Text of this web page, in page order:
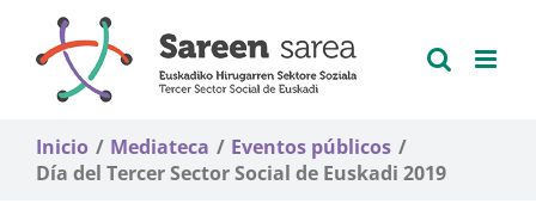
contenido
Inicio Mediateca
Eventos públicos
Día del Tercer Sector Social de Euskadi 2019